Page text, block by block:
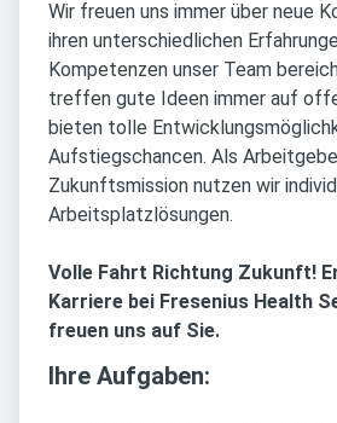
Wir freuen uns immer über neue
ihren unterschiedlichen
Kompetenzen unser Team
treffen gute Ideen immer auf
bieten tolle
Aufstiegschancen. Als
Zukunftsmission nutzen wir
Arbeitsplatzlösungen.
Volle Fahrt Richtung Zukunft!
Karriere bei Fresenius Health
freuen uns auf Sie.
Ihre Aufgaben: